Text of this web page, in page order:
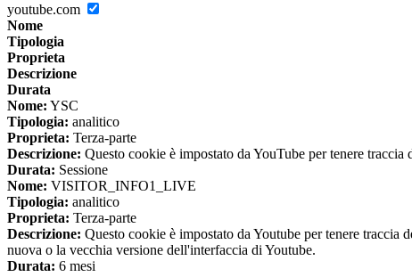
youtube.com
Nome
Tipologia
Proprieta
Descrizione
Durata
Nome: YSC
Tipologia: analitico
Proprieta: Terza-parte
Descrizione: Questo cookie è impostato da YouTube per tenere
Durata: Sessione
Nome: VISITOR_INFO1_LIVE
Tipologia: analitico
Proprieta: Terza-parte
Descrizione: Questo cookie è impostato da Youtube per tenere
nuova o la vecchia versione dell'interfaccia di Youtube.
Durata: 6 mesi